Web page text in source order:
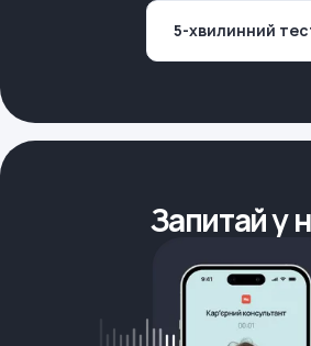
5-хвилинний
Запитай у